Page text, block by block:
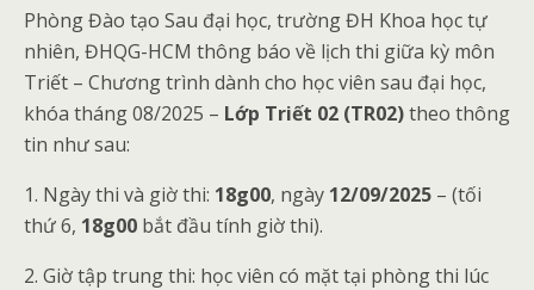
Phòng Đào tạo Sau đại học, trường ĐH Khoa học tự
nhiên, ĐHQG-HCM thông báo về lịch thi giữa kỳ môn
Triết – Chương trình dành cho học viên sau đại học,
khóa tháng 08/2025 – Lớp Triết 02 (TR02)theo thông
tin như sau:
1. Ngày thi và giờ thi: 18g00, ngày 12/09/2025 – (tối
thứ 6, 18g00 bắt đầu tính giờ thi).
2. Giờ tập trung thi: học viên có mặt tại phòng thi lúc